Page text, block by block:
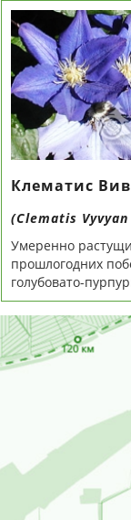
Клематис
(Clematis
Умеренно
прошлогодних
голубовато-
этого...